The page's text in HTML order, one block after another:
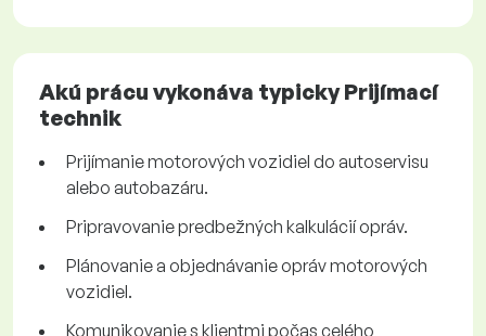
Akú prácu vykonáva typicky Prijímací
technik
Prijímanie motorových vozidiel do autoservisu
alebo autobazáru.
Pripravovanie predbežných kalkulácií opráv.
Plánovanie a objednávanie opráv motorových
vozidiel.
Komunikovanie s klientmi počas celého